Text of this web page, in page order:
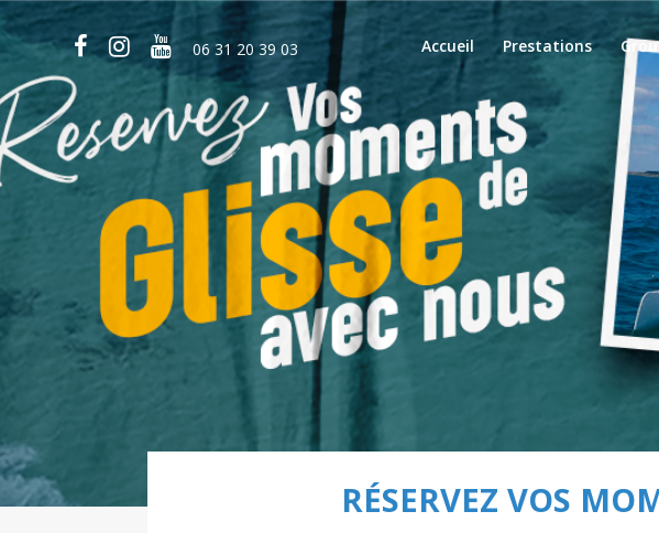
06 31 20 39 03 Accueil Prestations
RÉSERVEZ VOS